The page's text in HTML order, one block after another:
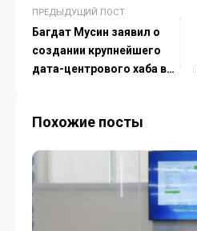
ПРЕДЫДУЩИЙ ПОСТ
Багдат Мусин заявил о
создании крупнейшего
дата-центрового хаба в
Похожие посты